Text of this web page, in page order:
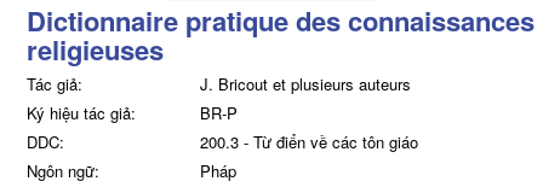
Dictionnaire pratique des connaissances
religieuses
Tác giả:
J. Bricout et plusieurs auteurs
Ký hiệu tác giả:
BR-P
DDC:
200.3 - Từ điển về các tôn giáo
Ngôn ngữ:
Pháp